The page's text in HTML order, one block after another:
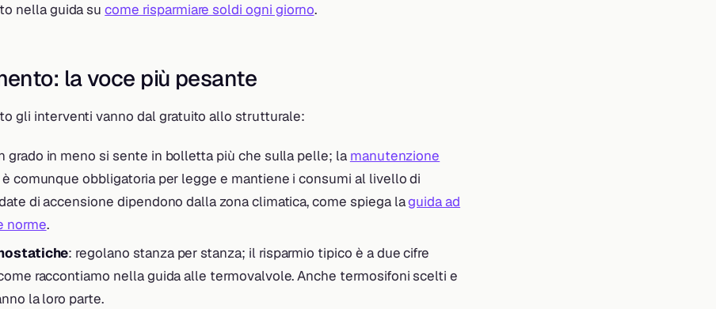
nella guida sucome risparmiare soldi ogni giorno.
la voce più pesante
gli interventi vanno dal gratuito allo strutturale:
grado in meno si sente in bolletta più che sulla pelle; la manutenzione
comunque obbligatoria per legge e mantiene i consumi al livello di
di accensione dipendono dalla zona climatica, come spiega laguida ad
norme.
: regolano stanza per stanza; il risparmio tipico è a due cifre
raccontiamo nella guida alle termovalvole. Anche termosifoni scelti e
la loro parte.